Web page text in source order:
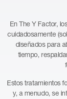
En The Y Factor,
cuidadosamente
diseñados para
tiempo,
Estos tratamientos
y, a menudo, se